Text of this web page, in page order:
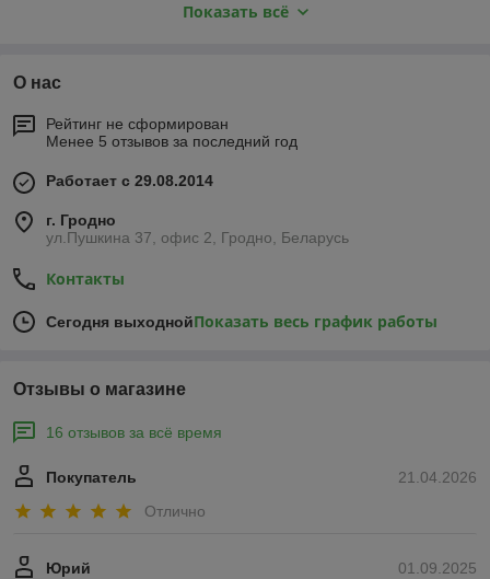
с баком). Выпускается в трех вариантах дизайна:
ценит высокую функциональность, качество изготовления
отказаться от ряда дополнительных функций (стекло
в двери, универсальный выход дымохода, варочные кружки).
Показать всё
О нас
Рейтинг не сформирован
Менее 5 отзывов за последний год
Работает с 29.08.2014
г. Гродно
ул.Пушкина 37, офис 2, Гродно, Беларусь
Контакты
Сегодня выходнойПоказать весь график работы
Отзывы о магазине
16 отзывов за всё время
21.04.2026
Покупатель
Отлично
01.09.2025
Юрий